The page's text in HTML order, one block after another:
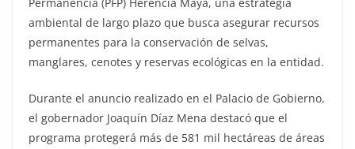
Permanencia (PFP) Herencia Maya, una estrategia
ambiental de largo plazo que busca asegurar recursos
permanentes para la conservación de selvas,
manglares, cenotes y reservas ecológicas en la entidad.
Durante el anuncio realizado en el Palacio de Gobierno,
el gobernador Joaquín Díaz Mena destacó que el
programa protegerá más de 581 mil hectáreas de áreas